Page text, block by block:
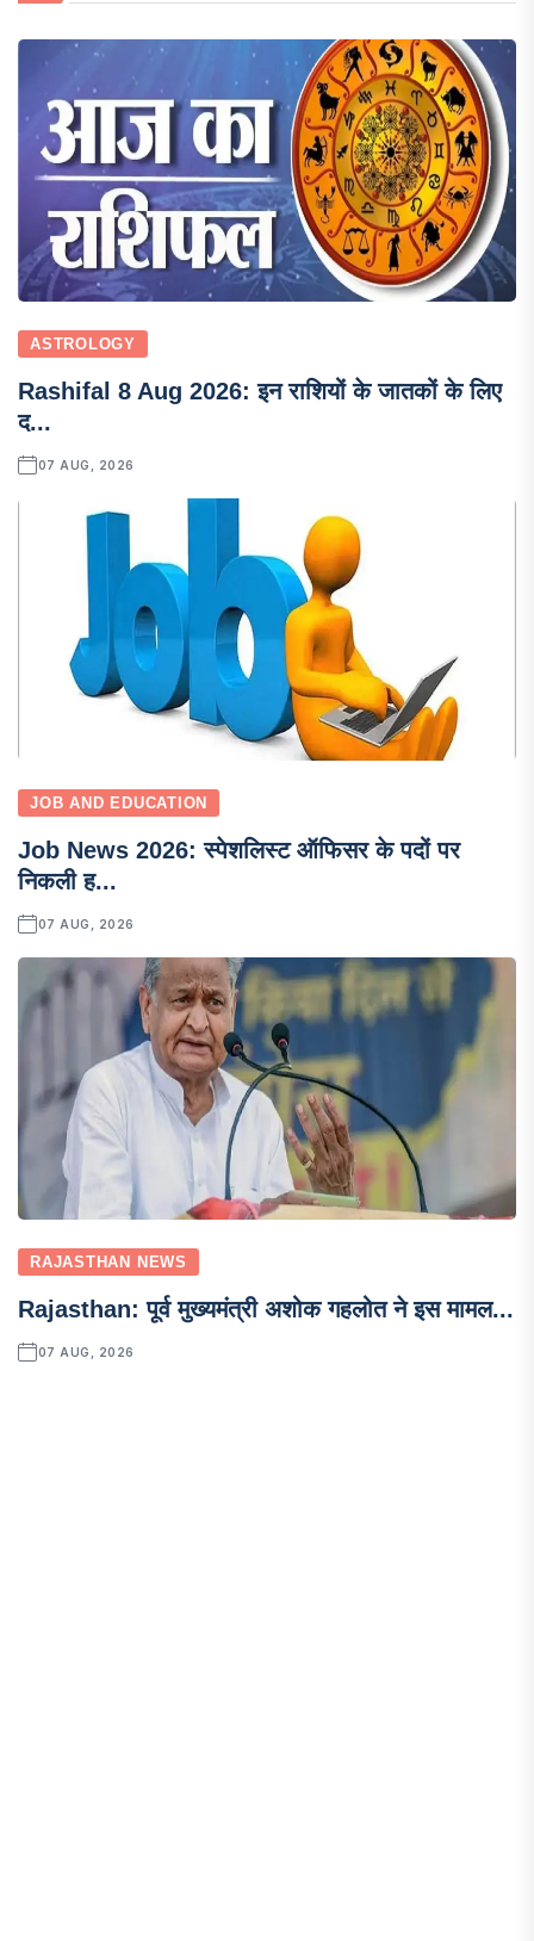
ASTROLOGY
Rashifal 8 Aug 2026: इन राशियों के जातकों के लिए
द...
07 AUG, 2026
JOB AND EDUCATION
Job News 2026: स्पेशलिस्ट ऑफिसर के पदों पर
निकली ह...
07 AUG, 2026
RAJASTHAN NEWS
Rajasthan: पूर्व मुख्यमंत्री अशोक गहलोत ने इस मामल...
07 AUG, 2026